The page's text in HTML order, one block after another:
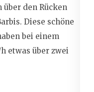
den Rücken
Diese schöne
bei einem
etwas über zwei